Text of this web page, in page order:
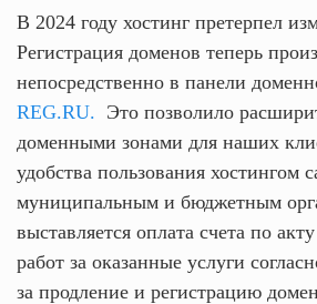
В 2024 году хостинг претерпел
Регистрация доменов теперь
непосредственно в панели
REG.RU. Это позволило
доменными зонами для наших
удобства пользования хостингом
муниципальным и бюджетным
выставляется оплата счета по
работ за оказанные услуги
за продление и регистрацию